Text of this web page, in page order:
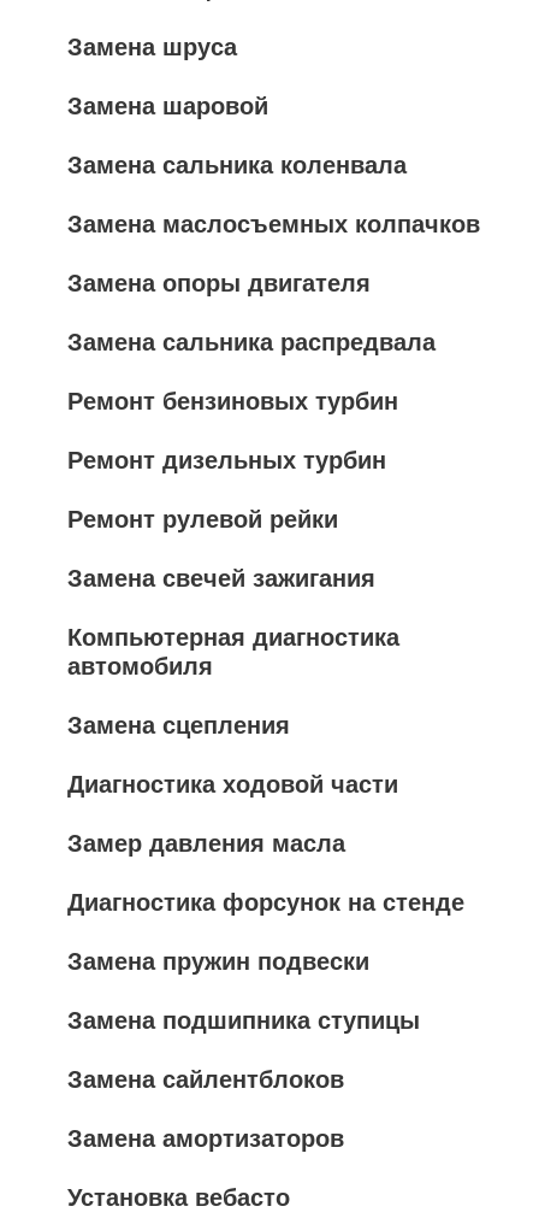
Замена шруса
Замена шаровой
Замена сальника коленвала
Замена маслосъемных колпачков
Замена опоры двигателя
Замена сальника распредвала
Ремонт бензиновых турбин
Ремонт дизельных турбин
Ремонт рулевой рейки
Замена свечей зажигания
Компьютерная диагностика
автомобиля
Замена сцепления
Диагностика ходовой части
Замер давления масла
Диагностика форсунок на стенде
Замена пружин подвески
Замена подшипника ступицы
Замена сайлентблоков
Замена амортизаторов
Установка вебасто